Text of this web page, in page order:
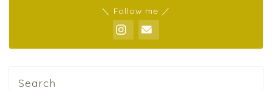
＼ Follow me ／
Search